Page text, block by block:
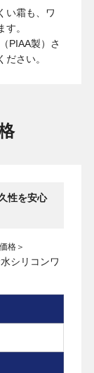
い霜も、ワ
。
PIAA製）さ
さい。
性を安心
格＞
シリコンワ